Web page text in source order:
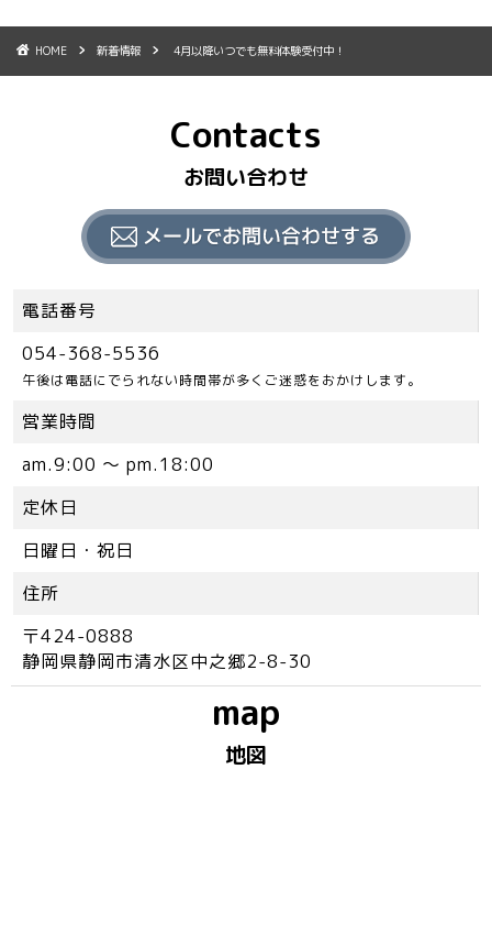
HOME 新着情報 4月以降いつでも無料体験受付中！
Contacts
お問い合わせ
電話番号
054-368-5536
午後は電話にでられない時間帯が多くご迷惑をおかけします。
営業時間
am.9:00 ～ pm.18:00
定休日
日曜日・祝日
住所
〒424-0888
静岡県静岡市清水区中之郷2-8-30
map
地図